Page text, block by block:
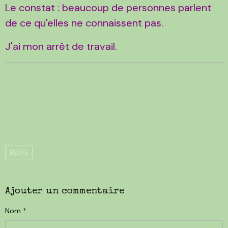
Le constat : beaucoup de personnes parlent
de ce qu'elles ne connaissent pas.
J'ai mon arrêt de travail.
BLOG
Ajouter un commentaire
Nom